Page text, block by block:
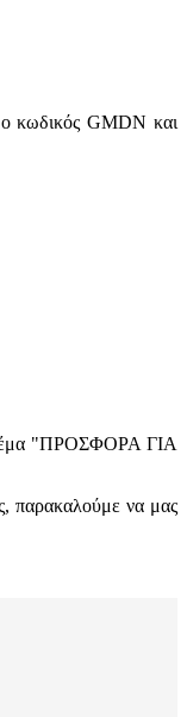
ο κωδικός GMDN και
"ΠΡΟΣΦΟΡΑ ΓΙΑ
παρακαλούμε να μας